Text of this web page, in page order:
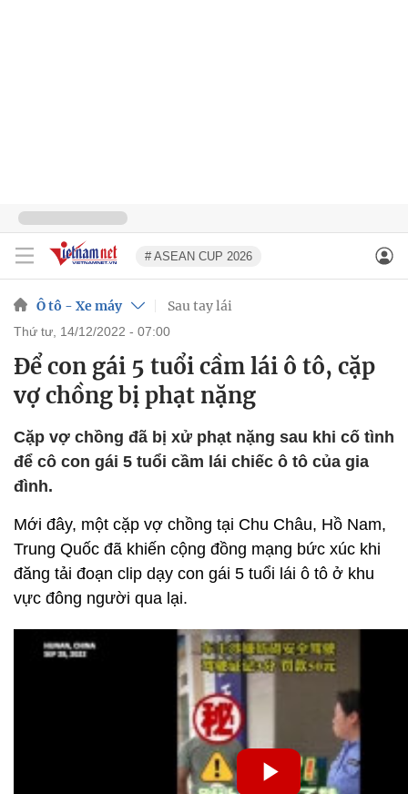
# ASEAN CUP 2026
Ô tô - Xe máy Sau tay lái
thứ tư, 14/12/2022 - 07:00
Để con gái 5 tuổi cầm lái ô tô, cặp
vợ chồng bị phạt nặng
Cặp vợ chồng đã bị xử phạt nặng sau khi cố tình
để cô con gái 5 tuổi cầm lái chiếc ô tô của gia
đình.
Mới đây, một cặp vợ chồng tại Chu Châu, Hồ Nam,
Trung Quốc đã khiến cộng đồng mạng bức xúc khi
đăng tải đoạn clip dạy con gái 5 tuổi lái ô tô ở khu
vực đông người qua lại.